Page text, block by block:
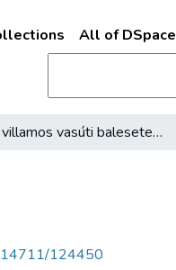
All of DSpace
A villamos vasúti balesetekről
124450